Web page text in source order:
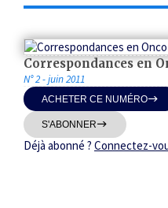
Thématiques
Correspondances en
N° 2 - juin 2011
ACHETER CE NUMÉRO
S'ABONNER
Déjà abonné ? Connectez-